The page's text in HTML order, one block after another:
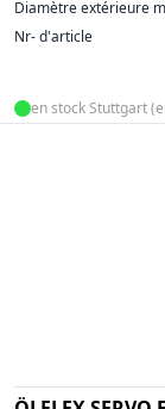
Diamètre extérieure
Nr- d'article
en stock Stuttgart